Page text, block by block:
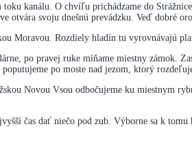
kanálu. O chvíľu prichádzame do
svoju dnešnú prevádzku. Veď dobré
Moravou. Rozdiely hladín tu vyrovnávajú
po pravej ruke míňame miestny zámok.
po moste nad jezom, ktorý
Novou Vsou odbočujeme ku miestnym
čas dať niečo pod zub. Výborne sa k